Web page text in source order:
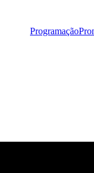
Programação